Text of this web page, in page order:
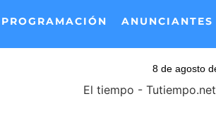
PROGRAMACIÓN ANUNCIANTES
El tiempo - Tutiempo.net